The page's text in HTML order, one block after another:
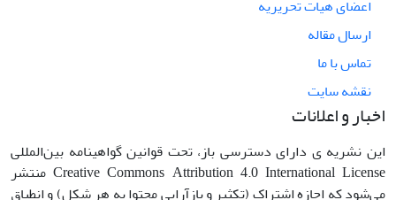
اعضای هیات تحریریه
ارسال مقاله
تماس با ما
نقشه سایت
اخبار و اعلانات
این نشریه ی دارای دسترسی باز، تحت قوانین گواهینامه بین‌المللی
Creative Commons Attribution 4.0 International License منتشر
می‌شود که اجازه اشتراک (تکثیر و بازآرایی محتوا به هر شکل) و انطباق